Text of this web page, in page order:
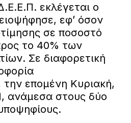
εκλέγεται ο
εφ’ όσον
σε ποσοστό
το 40% των
Σε διαφορετική
επομένη Κυριακή,
ανάμεσα στους δύο